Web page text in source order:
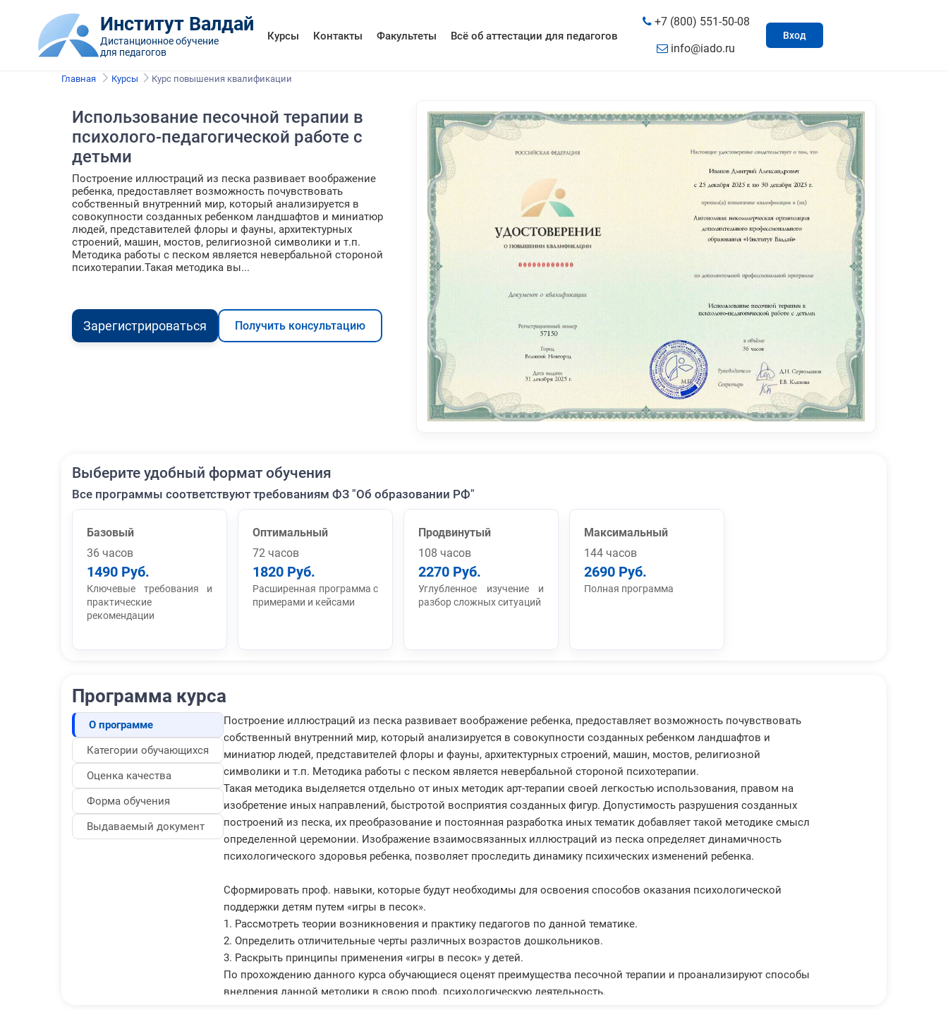
Институт Валдай
Дистанционное обучение
для педагогов
Курсы Контакты Факультеты Всё об аттестации для педагогов
+7 (800) 551-50-08
info@iado.ru
Вход
Главная Курсы Курс повышения квалификации
Использование песочной терапии в
психолого-педагогической работе с
детьми
Построение иллюстраций из песка развивает воображение
ребенка, предоставляет возможность почувствовать
собственный внутренний мир, который анализируется в
совокупности созданных ребенком ландшафтов и миниатюр
людей, представителей флоры и фауны, архитектурных
строений, машин, мостов, религиозной символики и т.п.
Методика работы с песком является невербальной стороной
психотерапии.Такая методика вы...
Зарегистрироваться Получить консультацию
Выберите удобный формат обучения
Все программы соответствуют требованиям ФЗ "Об образовании РФ"
Базовый
36 часов
1490 Руб.
Ключевые требования и
практические
рекомендации
Оптимальный
72 часов
1820 Руб.
Расширенная программа с
примерами и кейсами
Продвинутый
108 часов
2270 Руб.
Углубленное изучение и
разбор сложных ситуаций
Максимальный
144 часов
2690 Руб.
Полная программа
Программа курса
О программе
Категории обучающихся
Оценка качества
Форма обучения
Выдаваемый документ
Построение иллюстраций из песка развивает воображение ребенка, предоставляет возможность почувствовать
собственный внутренний мир, который анализируется в совокупности созданных ребенком ландшафтов и
миниатюр людей, представителей флоры и фауны, архитектурных строений, машин, мостов, религиозной
символики и т.п. Методика работы с песком является невербальной стороной психотерапии.
Такая методика выделяется отдельно от иных методик арт-терапии своей легкостью использования, правом на
изобретение иных направлений, быстротой восприятия созданных фигур. Допустимость разрушения созданных
построений из песка, их преобразование и постоянная разработка иных тематик добавляет такой методике смысл
определенной церемонии. Изображение взаимосвязанных иллюстраций из песка определяет динамичность
психологического здоровья ребенка, позволяет проследить динамику психических изменений ребенка.
Сформировать проф. навыки, которые будут необходимы для освоения способов оказания психологической
поддержки детям путем «игры в песок».
1. Рассмотреть теории возникновения и практику педагогов по данной тематике.
2. Определить отличительные черты различных возрастов дошкольников.
3. Раскрыть принципы применения «игры в песок» у детей.
По прохождению данного курса обучающиеся оценят преимущества песочной терапии и проанализируют способы
внедрения данной методики в свою проф. психологическую деятельность.